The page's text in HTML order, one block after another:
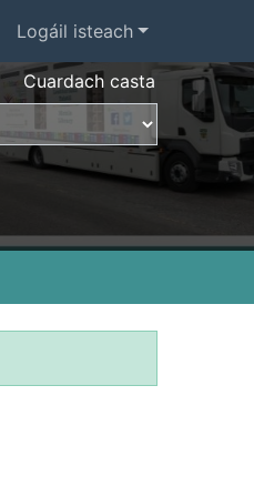
Logáil isteach
Cuardach casta